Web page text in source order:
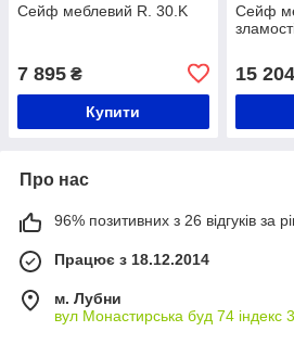
Сейф меблевий R. 30.K
7 895 ₴
Купити
Сейф
15 204
Про нас
96% позитивних з 26 відгуків за
Працює з 18.12.2014
м. Лубни
вул Монастирська буд 74 індекс